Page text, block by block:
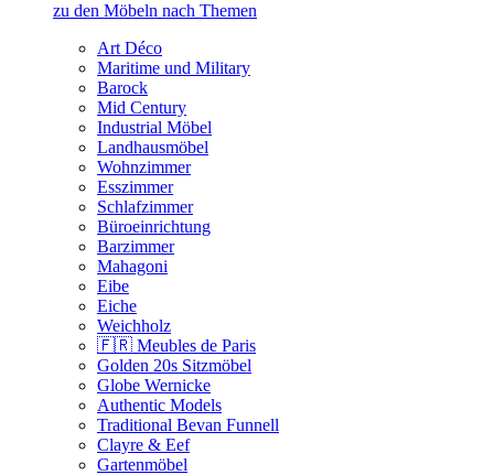
zu den Möbeln nach Themen
Art Déco
Maritime und Military
Barock
Mid Century
Industrial Möbel
Landhausmöbel
Wohnzimmer
Esszimmer
Schlafzimmer
Büroeinrichtung
Barzimmer
Mahagoni
Eibe
Eiche
Weichholz
🇫🇷 Meubles de Paris
Golden 20s Sitzmöbel
Globe Wernicke
Authentic Models
Traditional Bevan Funnell
Clayre & Eef
Gartenmöbel